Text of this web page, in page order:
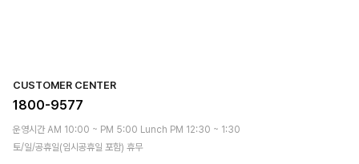
CUSTOMER CENTER
1800-9577
운영시간 AM 10:00 ~ PM 5:00 Lunch PM 12:30 ~ 1:30
토/일/공휴일(임시공휴일 포함) 휴무